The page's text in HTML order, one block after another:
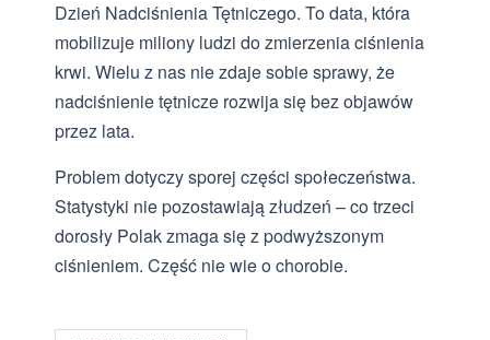
Dzień Nadciśnienia Tętniczego. To data, która
mobilizuje miliony ludzi do zmierzenia ciśnienia
krwi. Wielu z nas nie zdaje sobie sprawy, że
nadciśnienie tętnicze rozwija się bez objawów
przez lata.
Problem dotyczy sporej części społeczeństwa.
Statystyki nie pozostawiają złudzeń – co trzeci
dorosły Polak zmaga się z podwyższonym
ciśnieniem. Część nie wie o chorobie.